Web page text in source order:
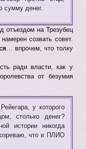
сумму денег.
отъездом на Трезубец
созвать совет.
… впрочем, что толку
ради власти, как у
от безумия
у которого
столько денег?
истории никогда
что в ПЛИО